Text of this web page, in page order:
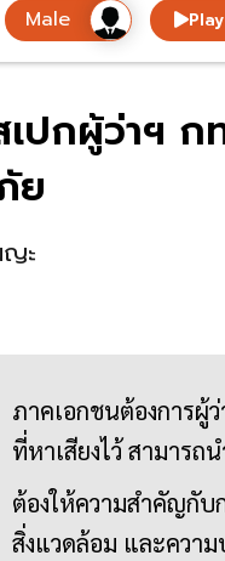
Play
สเปกผู้ว่าฯ
ย
ะ
ภาคเอกชนต้องการผู้
ที่หาเสียงไว้ สามารถ
ต้องให้ความสำคัญกับ
สิ่งแวดล้อม และควา